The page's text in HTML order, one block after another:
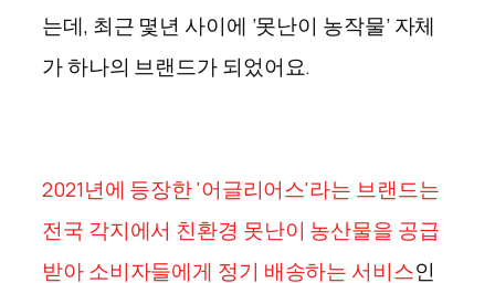
는데, 최근 몇년 사이에 ‘못난이 농작물’ 자체
가 하나의 브랜드가 되었어요.
2021년에 등장한 '어글리어스'라는 브랜드는
전국 각지에서 친환경 못난이 농산물을 공급
받아 소비자들에게 정기 배송하는 서비스인